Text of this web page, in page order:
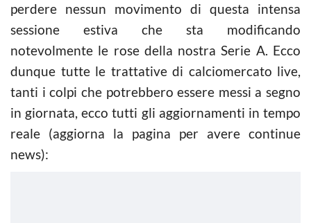
perdere nessun movimento di questa intensa
sessione estiva che sta modificando
notevolmente le rose della nostra Serie A. Ecco
dunque tutte le trattative di calciomercato live,
tanti i colpi che potrebbero essere messi a segno
in giornata, ecco tutti gli aggiornamenti in tempo
reale (aggiorna la pagina per avere continue
news):